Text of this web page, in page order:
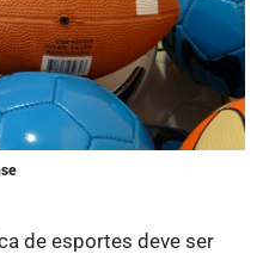
de esportes deve ser